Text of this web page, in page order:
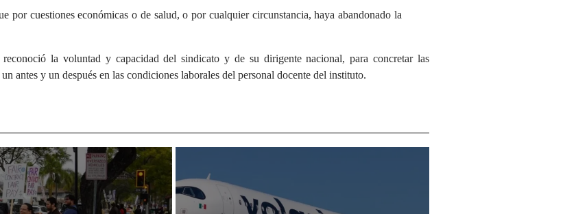
por cuestiones económicas o de salud, o por cualquier circunstancia, haya abandonado la
la voluntad y capacidad del sindicato y de su dirigente nacional, para concretar las
antes y un después en las condiciones laborales del personal docente del instituto.